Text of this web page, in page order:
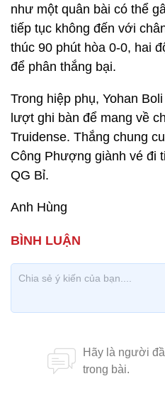
như một quân bài có thể
tiếp tục không đến với
thúc 90 phút hòa 0-0, hai
để phân thắng bại.
Trong hiệp phụ, Yohan
lượt ghi bàn để mang về
Truidense. Thắng chung
Công Phượng giành vé đi
QG Bỉ.
Anh Hùng